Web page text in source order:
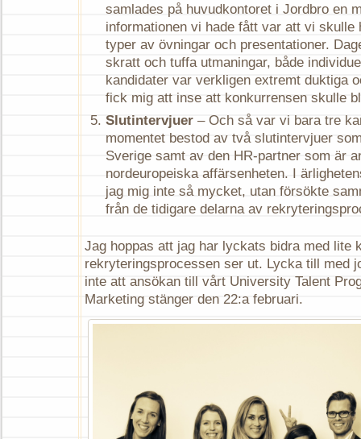
samlades på huvudkontoret i Jordbro en
informationen vi hade fått var att vi skulle
typer av övningar och presentationer.
skratt och tuffa utmaningar, både
kandidater var verkligen extremt duktiga
fick mig att inse att konkurrensen skulle
Slutintervjuer – Och så var vi bara tre
momentet bestod av två slutintervjuer
Sverige samt av den HR-partner som är
nordeuropeiska affärsenheten. I
jag mig inte så mycket, utan försökte
från de tidigare delarna av
Jag hoppas att jag har lyckats bidra med lite
rekryteringsprocessen ser ut. Lycka till med
inte att ansökan till vårt University Talent
Marketing stänger den 22:a februari.